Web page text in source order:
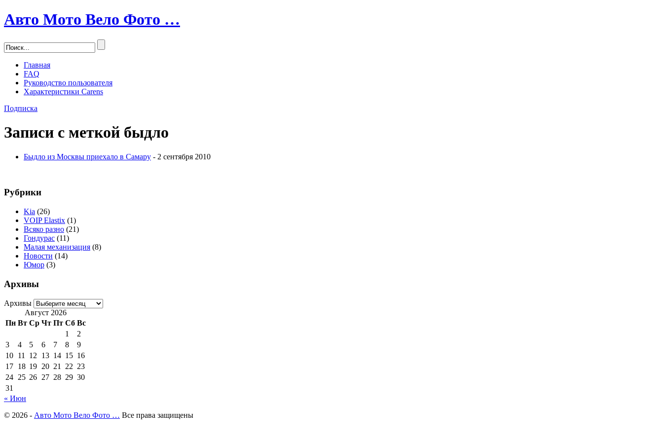
Авто Мото Вело Фото …
Главная
FAQ
Руководство пользователя
Характеристики Carens
Подписка
Записи с меткой быдло
Быдло из Москвы приехало в Самару - 2 сентября 2010
Рубрики
Kia (26)
VOIP Elastix (1)
Всяко разно (21)
Гондурас (11)
Малая механизация (8)
Новости (14)
Юмор (3)
Архивы
Архивы
Август 2026
Пн Вт Ср Чт Пт Сб Вс
1
2
3
4 5 6 7 8
9
10 11 12 13 14 15 16
17 18 19 20 21 22 23
24 25 26 27 28 29 30
31
« Июн
© 2026 - Авто Мото Вело Фото … Все права защищены